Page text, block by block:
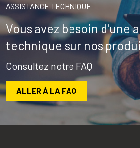
ASSISTANCE TECHNIQUE
Vous avez besoin d'une
technique sur nos
Consultez notre FAQ
ALLER À LA FAQ